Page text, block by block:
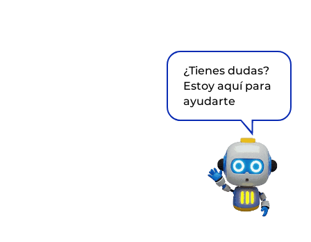
¿Tienes dudas?
Estoy aquí para
ayudarte